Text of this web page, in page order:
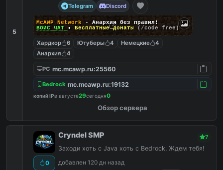
5
Telegram
Discord
McAWP Network
- Анархия без правил!
ВОЙС ЧАТ
• Бесплатные донаты (/code free)
Хардкор 6 Ютуберы 4 Немецкие
4
Анархия
4
PC mc.mcawp.ru:25560
Bedrock mc.mcawp.ru:19132
копий IPв августе29сегодня0
Обзор сервера
0
Cryndel SMP 7
Заходи хоть с Java хоть с Bedrock, Ждем тебя!
добавлен 120 дн назад